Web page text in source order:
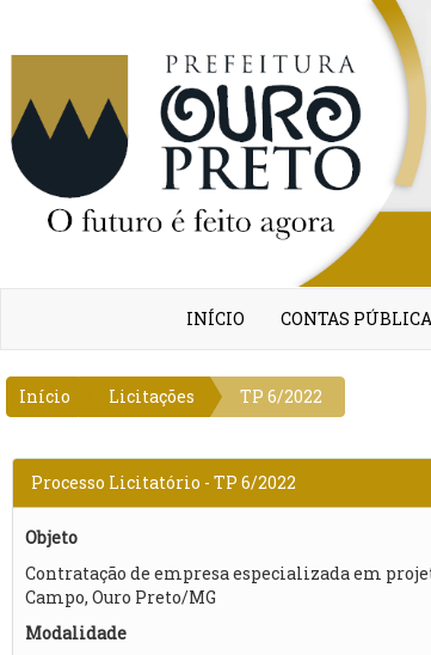
INÍCIO CONTAS
Início Licitações TP 6/2022
Processo Licitatório - TP 6/2022
Objeto
Contratação de empresa especializada em
Campo, Ouro Preto/MG
Modalidade